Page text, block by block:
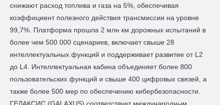
снижают расход топлива и газа на 5%, обеспечивая
коэффициент полезного действия трансмиссии на уровне
99,7%. Платформа прошла 2 млн км дорожных испытаний в
более чем 500 000 сценариев, включает свыше 28
интеллектуальных функций и поддерживает развитие от L2
до L4. Интеллектуальная кабина объединяет более 800
пользовательских функций и свыше 400 цифровых связей, а
также более 500 мер по обеспечению кибербезопасности.
ГЕЛАКСИС (GALAXUS) соответствует международным